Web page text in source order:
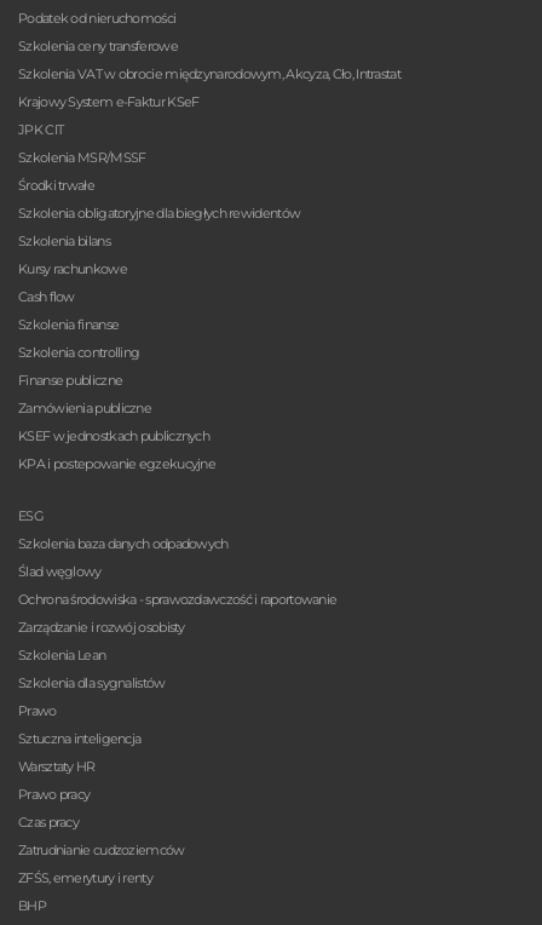
Podatek od nieruchomości
Szkolenia ceny transferowe
Szkolenia VAT w obrocie międzynarodowym, Akcyza, Cło, Intrastat
Krajowy System e-Faktur KSeF
JPK CIT
Szkolenia MSR/MSSF
Środki trwałe
Szkolenia obligatoryjne dla biegłych rewidentów
Szkolenia bilans
Kursy rachunkowe
Cash flow
Szkolenia finanse
Szkolenia controlling
Finanse publiczne
Zamówienia publiczne
KSEF w jednostkach publicznych
KPA i postepowanie egzekucyjne
ESG
Szkolenia baza danych odpadowych
Ślad węglowy
Ochrona środowiska - sprawozdawczość i raportowanie
Zarządzanie i rozwój osobisty
Szkolenia Lean
Szkolenia dla sygnalistów
Prawo
Sztuczna inteligencja
Warsztaty HR
Prawo pracy
Czas pracy
Zatrudnianie cudzoziemców
ZFŚS, emerytury i renty
BHP